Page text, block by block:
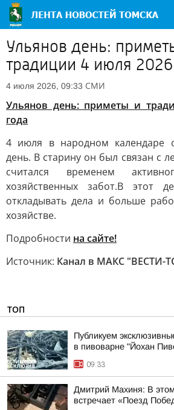
Ульянов день:
традиции 4 июля
4 июля 2026, 09:33 СМИ
Ульянов день: приметы и
года
4 июля в народном календаре
день. В старину он был связан с
считался временем
хозяйственных забот.В этот
откладывать дела и больше
хозяйстве.
Подробности на сайте!
Источник: Канал в МАКС "ВЕСТИ-
ТОП
Публикуем
в пивоварне "Йохан
09:33
Дмитрий Махиня: В
встречает «Поезд